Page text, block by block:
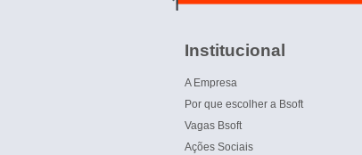
Institucional
A Empresa
Por que escolher a Bsoft
Vagas Bsoft
Ações Sociais